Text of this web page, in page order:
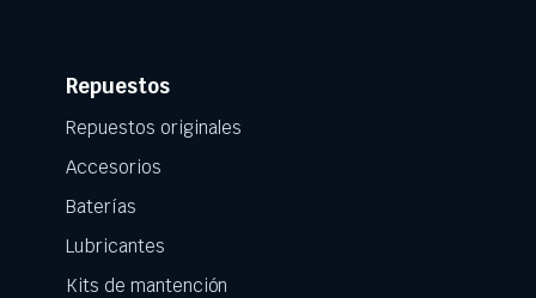
Repuestos
Repuestos originales
Accesorios
Baterías
Lubricantes
Kits de mantención